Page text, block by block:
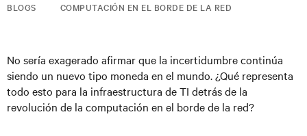
BLOGS COMPUTACIÓN EN EL BORDE DE LA RED
No sería exagerado afirmar que la incertidumbre continúa
siendo un nuevo tipo moneda en el mundo. ¿Qué representa
todo esto para la infraestructura de TI detrás de la
revolución de la computación en el borde de la red?